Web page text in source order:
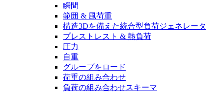
瞬間
範囲 & 風荷重
構造3Dを備えた統合型負荷ジェネレータ
プレストレスト & 熱負荷
圧力
自重
グループをロード
荷重の組み合わせ
負荷の組み合わせスキーマ